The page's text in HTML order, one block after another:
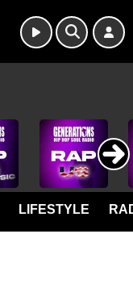
LIFESTYLE